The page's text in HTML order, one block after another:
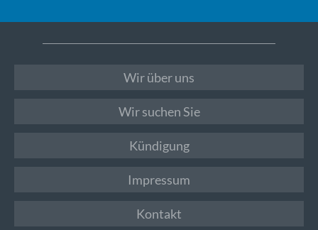
Wir über uns
Wir suchen Sie
Kündigung
Impressum
Kontakt